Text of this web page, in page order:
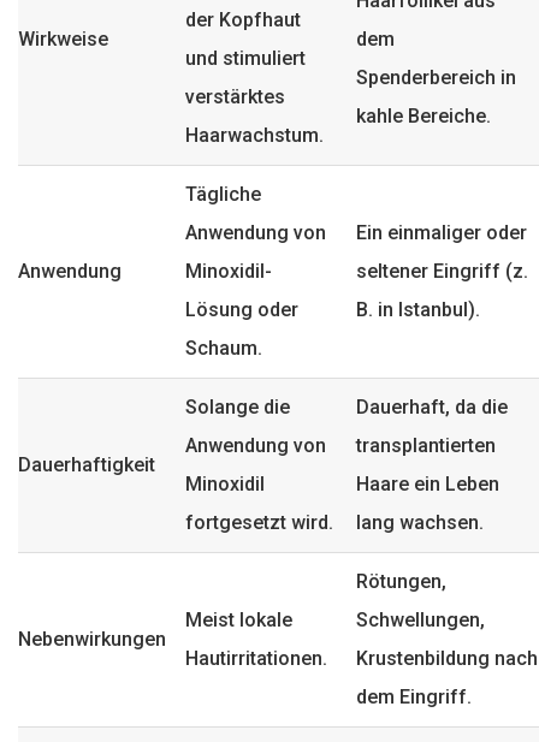
Wirkweise
der Kopfhaut
und stimuliert
verstärktes
Haarwachstum.
dem
Spenderbereich in
kahle Bereiche.
Anwendung
Tägliche
Anwendung von
Minoxidil-
Lösung oder
Schaum.
Ein einmaliger oder
seltener Eingriff (z.
B. in Istanbul).
Dauerhaftigkeit
Solange die
Anwendung von
Minoxidil
fortgesetzt wird.
Dauerhaft, da die
transplantierten
Haare ein Leben
lang wachsen.
Nebenwirkungen
Meist lokale
Hautirritationen.
Rötungen,
Schwellungen,
Krustenbildung nach
dem Eingriff.